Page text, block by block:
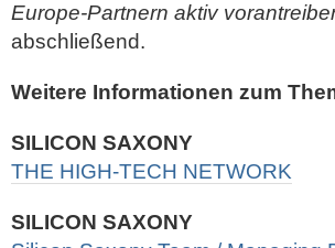
Europe-Partnern aktiv
abschließend.
Weitere Informationen zum
SILICON SAXONY
THE HIGH-TECH NETWORK
SILICON SAXONY